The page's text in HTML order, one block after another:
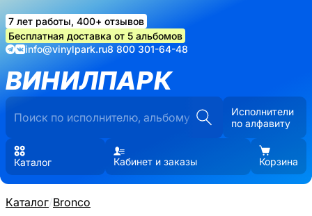
7 лет работы, 400+ отзывов
Бесплатная доставка от 5 альбомов
info@vinylpark.ru8 800 301-64-48
ВИНИЛПАРК
Исполнители
по алфавиту
Каталог Кабинет и заказы Корзина
Каталог/Bronco